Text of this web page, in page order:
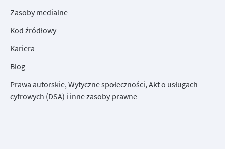
Zasoby medialne
Kod źródłowy
Kariera
Blog
Prawa autorskie, Wytyczne społeczności, Akt o usługach
cyfrowych (DSA) i inne zasoby prawne